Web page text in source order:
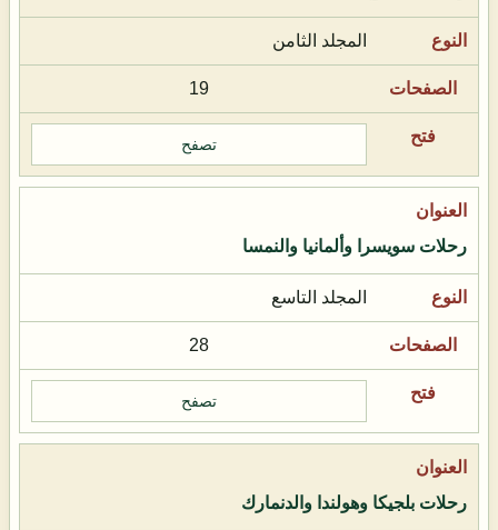
المجلد الثامن
19
تصفح
رحلات سويسرا وألمانيا والنمسا
المجلد التاسع
28
تصفح
رحلات بلجيكا وهولندا والدنمارك